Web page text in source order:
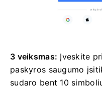
3 veiksmas: Įveskite
paskyros saugumo
sudaro bent 10